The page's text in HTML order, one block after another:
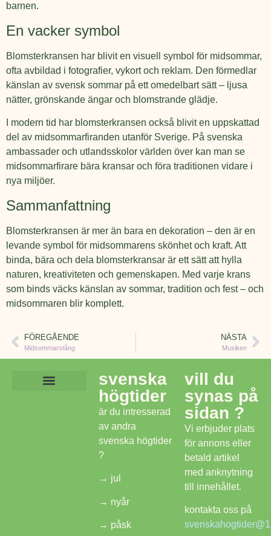
barnen.
En vacker symbol
Blomsterkransen har blivit en visuell symbol för midsommar,
ofta avbildad i fotografier, vykort och reklam. Den förmedlar
känslan av svensk sommar på ett omedelbart sätt – ljusa
nätter, grönskande ängar och blomstrande glädje.
I modern tid har blomsterkransen också blivit en uppskattad
del av midsommarfiranden utanför Sverige. På svenska
ambassader och utlandsskolor världen över kan man se
midsommarfirare bära kransar och föra traditionen vidare i
nya miljöer.
Sammanfattning
Blomsterkransen är mer än bara en dekoration – den är en
levande symbol för midsommarens skönhet och kraft. Att
binda, bära och dela blomsterkransar är ett sätt att hylla
naturen, kreativiteten och gemenskapen. Med varje krans
som binds väcks känslan av sommar, tradition och fest – och
midsommaren blir komplett.
FÖREGÅENDE
Midsommarstång
NÄSTA
Musiken
svenska
högtider
är du intresserad
av andra
svenska högtider
?
→ jul
→ nyår
→ påsk
vill du
synas på
sidan ?
Vi erbjuder plats
för annons eller
betald artikel
med anknytning
till innehållet.
kontakta oss på